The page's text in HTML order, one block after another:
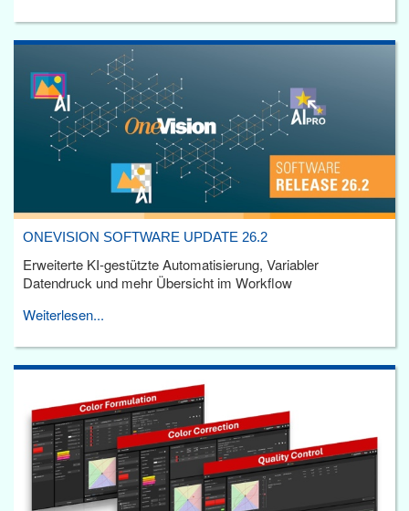
ONEVISION SOFTWARE UPDATE 26.2
Erweiterte KI-gestützte Automatisierung, Variabler
Datendruck und mehr Übersicht im Workflow
Weiterlesen...